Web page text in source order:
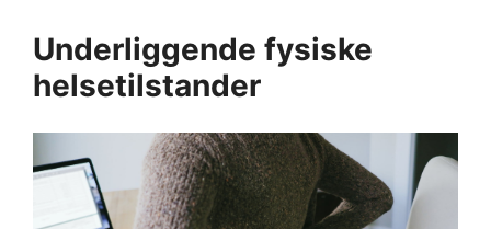
Underliggende fysiske
helsetilstander